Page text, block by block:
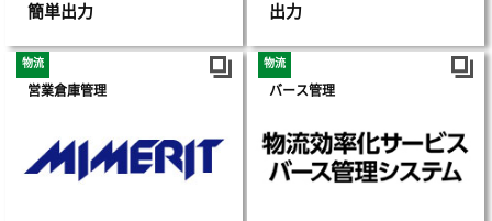
簡単出力
出力
物流
営業倉庫管理
物流
バース管理